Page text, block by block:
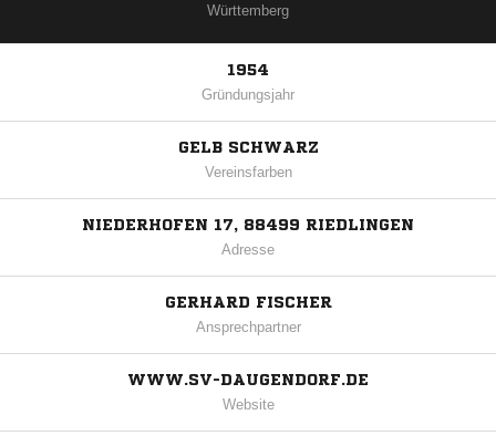
Württemberg
1954
Gründungsjahr
GELB SCHWARZ
Vereinsfarben
NIEDERHOFEN 17, 88499 RIEDLINGEN
Adresse
GERHARD FISCHER
Ansprechpartner
WWW.SV-DAUGENDORF.DE
Website